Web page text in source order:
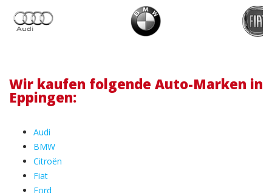
Wir kaufen folgende Auto-Marken in
Eppingen:
Audi
BMW
Citroën
Fiat
Ford